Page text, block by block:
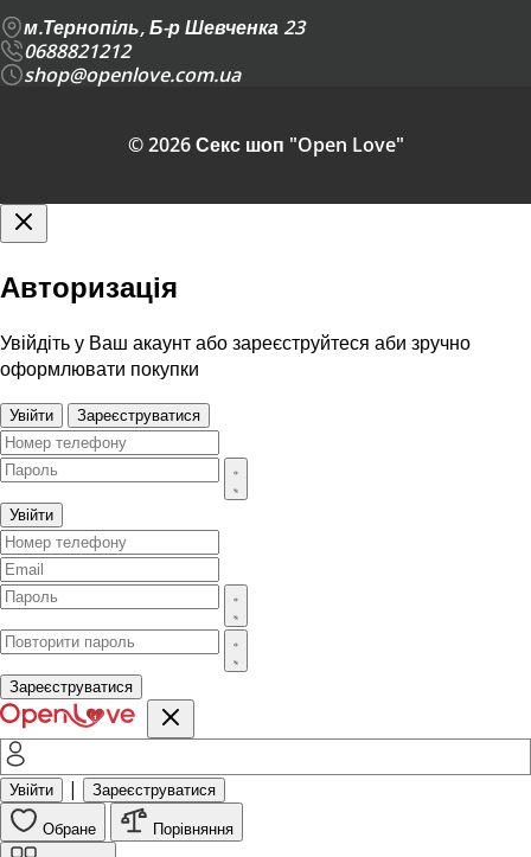
м.Тернопіль, Б-р Шевченка 23
0688821212
shop@openlove.com.ua
© 2026 Секс шоп "Open Love"
Авторизація
Увійдіть у Ваш акаунт або зареєструйтеся аби зручно
оформлювати покупки
Увійти Зареєструватися
Увійти
Зареєструватися
Увійти | Зареєструватися
Обране Порівняння